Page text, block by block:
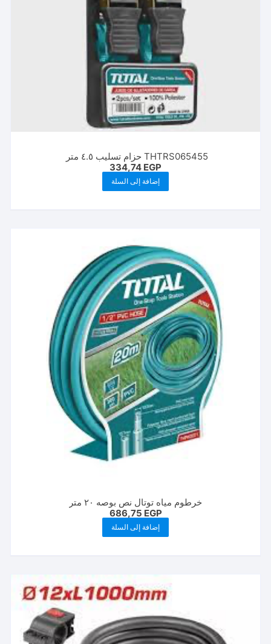
THTRS065455 حزام تسليب ٤.٥ متر
334,74 EGP
إضافة إلى السلة
خرطوم مياه توتال نص بوصه ٢٠ متر
686,75 EGP
إضافة إلى السلة